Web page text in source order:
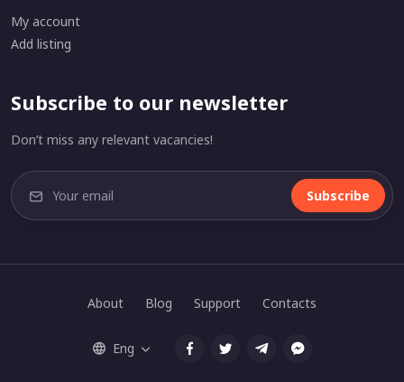
My account
Add listing
Subscribe to our newsletter
Don’t miss any relevant vacancies!
Subscribe
About Blog Support Contacts
Eng